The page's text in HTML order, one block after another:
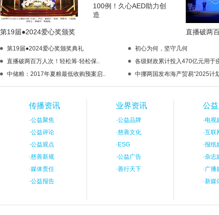
第19届●2024爱心奖颁奖
100例！久心AED助力创
造
直播破两
第19届●2024爱心奖颁奖典礼
初心为何，坚守几何
直播破两百万人次！轻松筹·轻松保..
各级财政累计投入470亿元用于
中储粮：2017年夏粮最低收购预案启..
中挪两国发布海产贸易“2025计
传播资讯
·公益聚焦
·公益评论
·公益观点
·慈善新规
·媒体责任
·公益报告
业界资讯
·公益品牌
·慈善文化
· ESG
·公益广告
·善行天下
公
·电视
·互联
·报纸
·杂志
·广播
·新媒